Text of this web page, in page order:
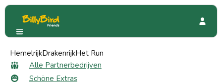
HemelrijkDrakenrijkHet Run
Alle Partnerbedrijven
Schöne Extras
Madurodam
Madurodam